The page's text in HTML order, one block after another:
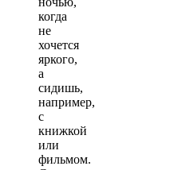
когда
не
хочется
яркого,
а
сидишь,
например,
с
книжкой
или
фильмом.